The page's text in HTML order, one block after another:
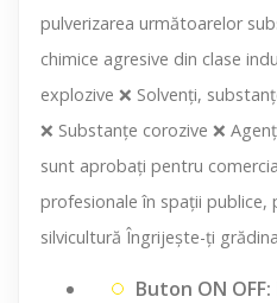
pulverizarea următoarelor
chimice agresive din clase
explozive ❌ Solvenți,
❌ Substanțe corozive ❌
sunt aprobați pentru
profesionale în spații publice,
silvicultură Îngrijește-ți
Buton ON OFF: